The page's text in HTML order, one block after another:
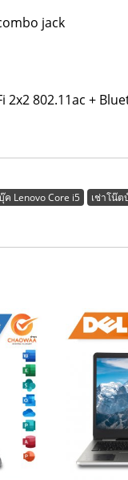
jack
2x2 802.11ac +
ค Lenovo Core i5 เช่าโน๊